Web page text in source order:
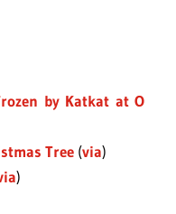
by Katkat at O
Tree (via)
)